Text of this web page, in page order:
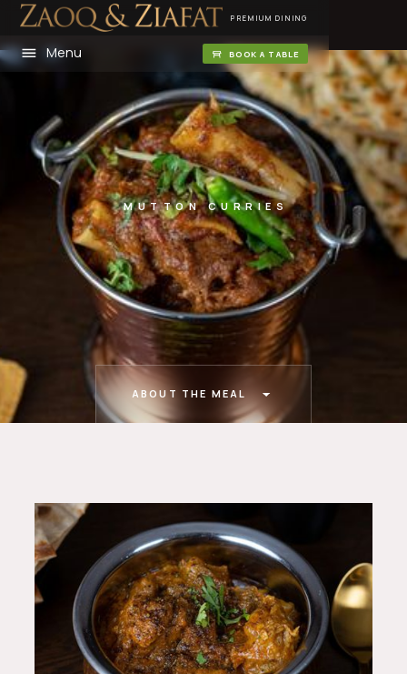
PREMIUM DINING
Menu BOOK A TABLE
MUTTON CURRIES
ABOUT THE MEAL